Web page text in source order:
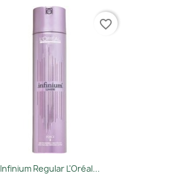
Infinium Regular L'Oréal...
favorite_border